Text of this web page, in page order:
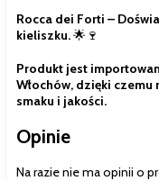
Rocca dei Forti –
kieliszku.🌟🍷
Produkt jest
Włochów, dzięki
smaku i jakości.
Opinie
Na razie nie ma opinii o